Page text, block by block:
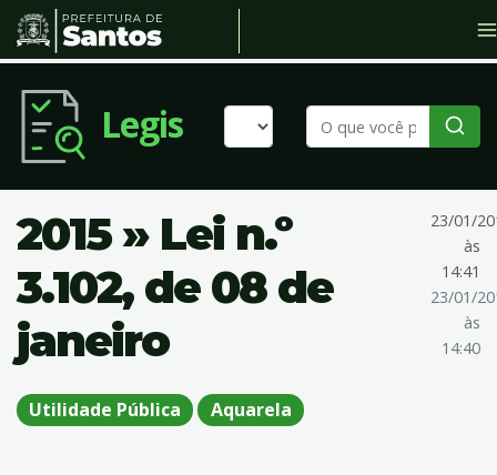
Legis
2015 » Lei n.º
3.102, de 08 de
janeiro
23/01/
às
14:41
23/01/
às
14:40
Utilidade Pública Aquarela